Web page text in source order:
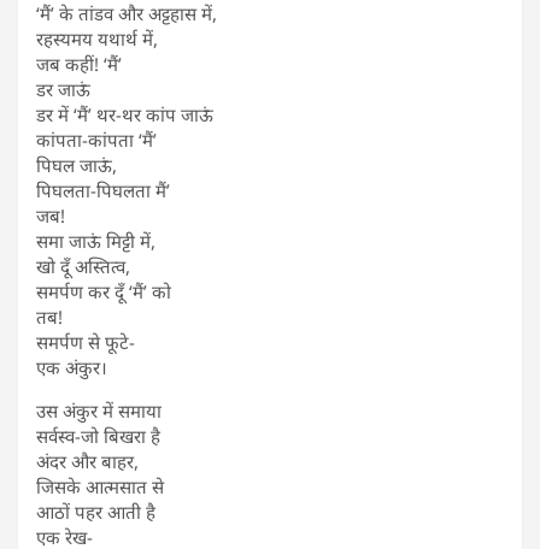
‘मैं’ के तांडव और अट्टहास में,
रहस्यमय यथार्थ में,
जब कहीं! ‘मैं’
डर जाऊं
डर में ‘मैं’ थर-थर कांप जाऊं
कांपता-कांपता ‘मैं’
पिघल जाऊं,
पिघलता-पिघलता मैं’
जब!
समा जाऊं मिट्टी में,
खो दूँ अस्तित्व,
समर्पण कर दूँ ‘मैं’ को
तब!
समर्पण से फूटे-
एक अंकुर।
उस अंकुर में समाया
सर्वस्व-जो बिखरा है
अंदर और बाहर,
जिसके आत्मसात से
आठों पहर आती है
एक रेख-